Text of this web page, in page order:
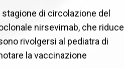
stagione di circolazione del
nirsevimab, che riduce
rivolgersi al pediatra di
la vaccinazione